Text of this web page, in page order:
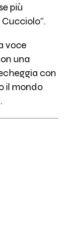
più
voce
una
con
il mondo